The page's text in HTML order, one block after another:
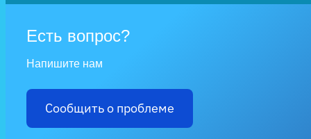
Есть вопрос?
Напишите нам
Сообщить о проблеме